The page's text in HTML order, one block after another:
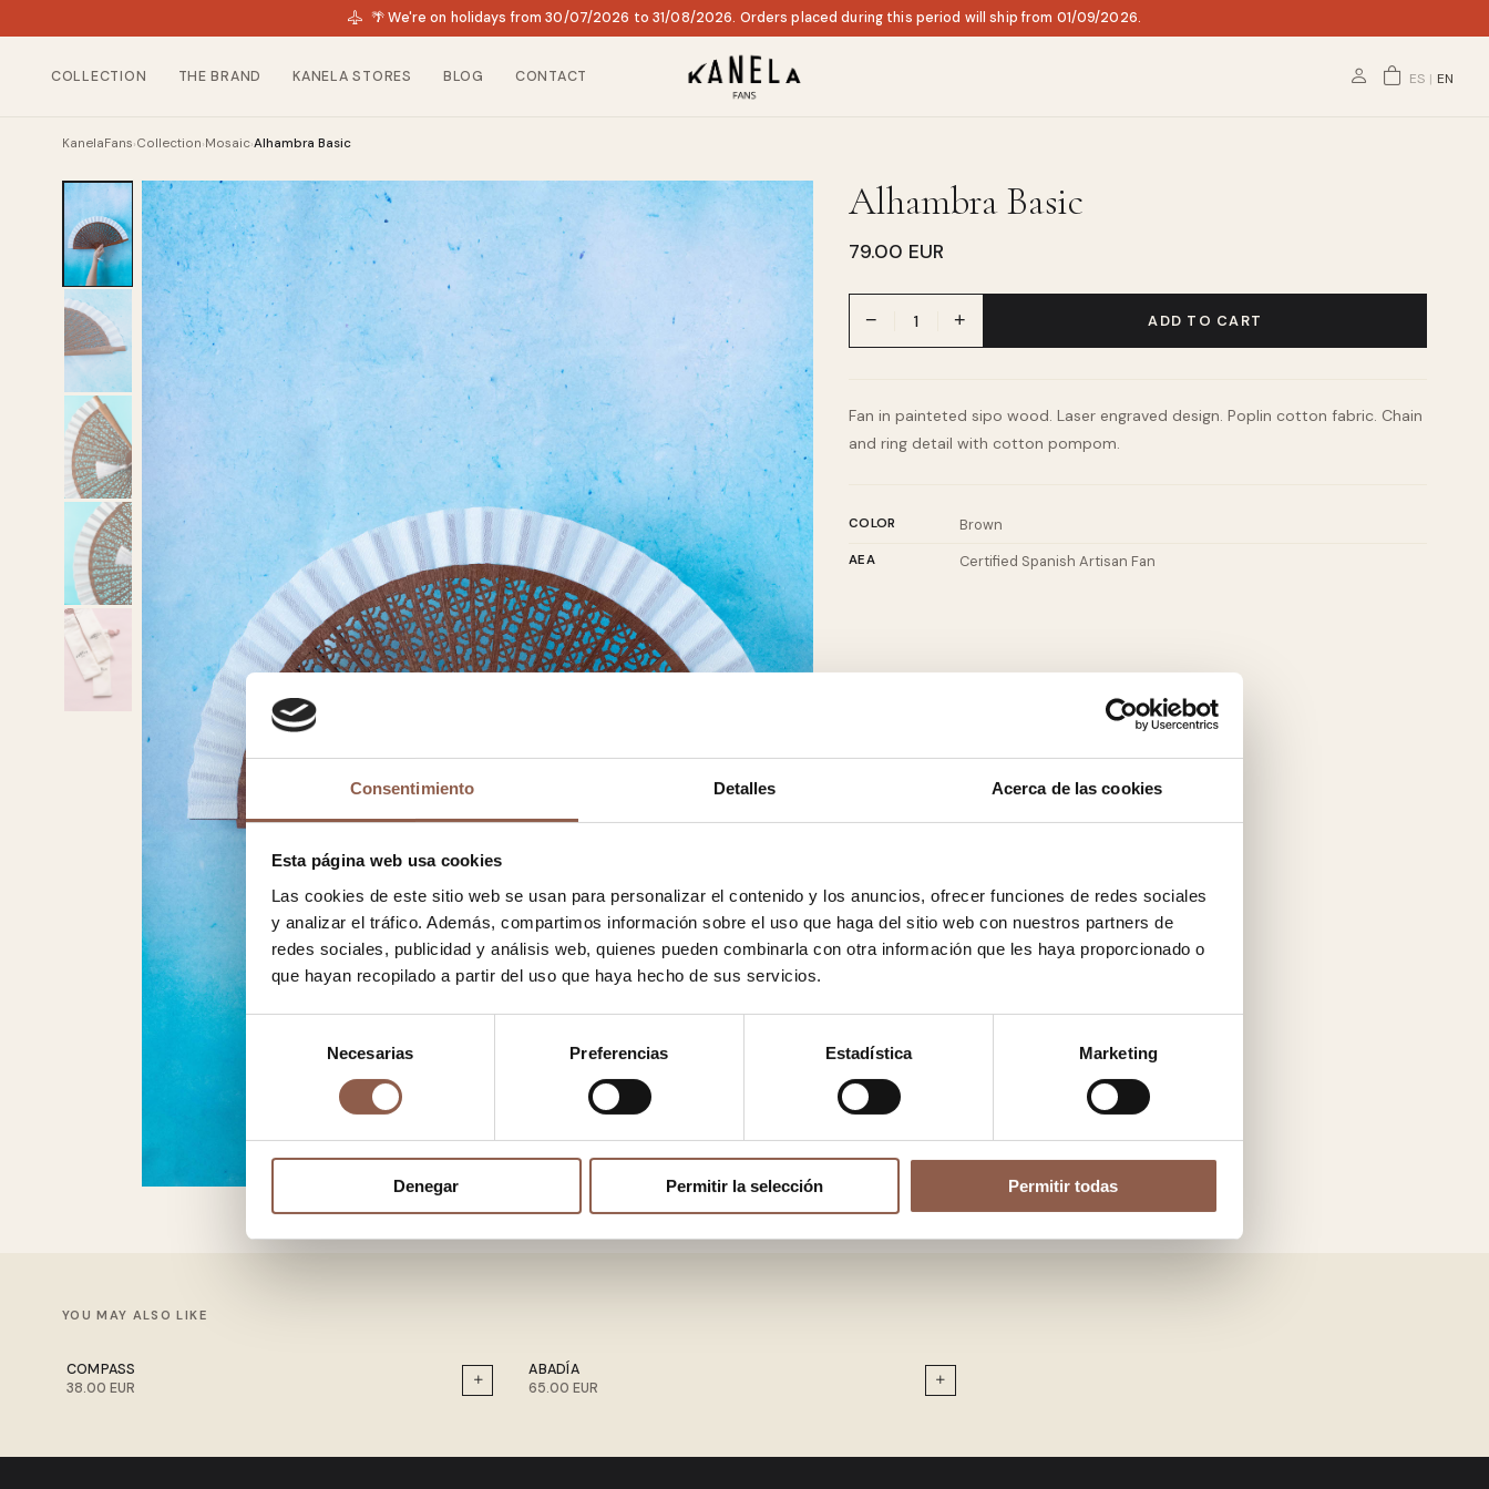
Consentimiento Detalles Acerca de las cookies
Esta página web usa cookies
Las cookies de este sitio web se usan para personalizar el contenido y los anuncios, ofrecer funciones de redes sociales
y analizar el tráfico. Además, compartimos información sobre el uso que haga del sitio web con nuestros partners de
redes sociales, publicidad y análisis web, quienes pueden combinarla con otra información que les haya proporcionado o
que hayan recopilado a partir del uso que haya hecho de sus servicios.
consentimiento
Necesarias Preferencias Estadística Marketing
Denegar Permitir la selección Permitir todas
🌴 We're on holidays from 30/07/2026 to 31/08/2026. Orders placed during this period will ship from 01/09/2026.
COLLECTION THE BRAND KANELA STORES BLOG CONTACT ES | EN
KanelaFans›Collection›Mosaic›Alhambra Basic
Alhambra Basic
79.00 EUR
− + ADD TO CART
Fan in painteted sipo wood. Laser engraved design. Poplin cotton fabric. Chain
and ring detail with cotton pompom.
COLOR Brown
AEA Certified Spanish Artisan Fan
YOU MAY ALSO LIKE
COMPASS
38.00 EUR
ABADÍA
65.00 EUR